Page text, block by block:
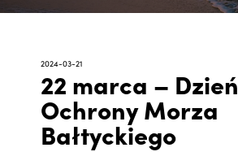
2024-03-21
22 marca – Dzień
Ochrony Morza
Bałtyckiego